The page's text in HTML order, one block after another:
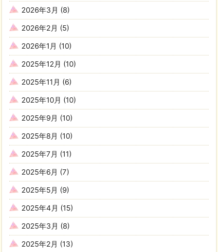
2026年3月 (8)
2026年2月 (5)
2026年1月 (10)
2025年12月 (10)
2025年11月 (6)
2025年10月 (10)
2025年9月 (10)
2025年8月 (10)
2025年7月 (11)
2025年6月 (7)
2025年5月 (9)
2025年4月 (15)
2025年3月 (8)
2025年2月 (13)